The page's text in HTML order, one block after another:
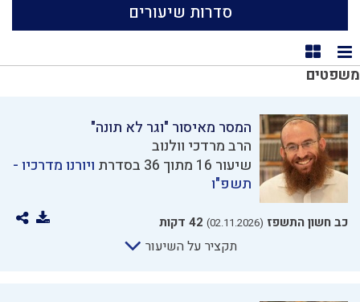
סדרות שיעורים
תצוגת רשימה
תצוגת קוביות
משפטים
המסר מאיסור "וגר לא תונה"
הרב מרדכי וולנוב
שיעור 16 מתוך 36 בסדרת
ויורנו מדרכיו -
תשפ"ו
כב חשון התשפז (02.11.2026) 42 דקות
תקציר על השיעור